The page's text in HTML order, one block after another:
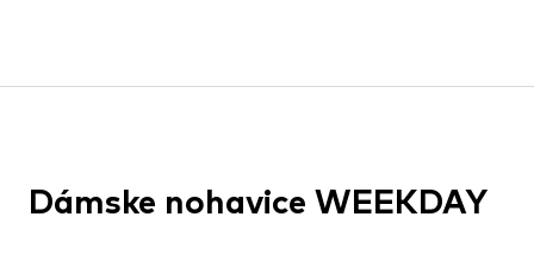
Dámske nohavice WEEKDAY